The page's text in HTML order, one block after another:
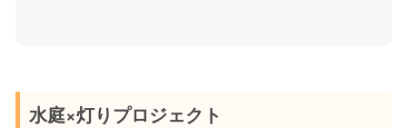
水庭×灯りプロジェクト